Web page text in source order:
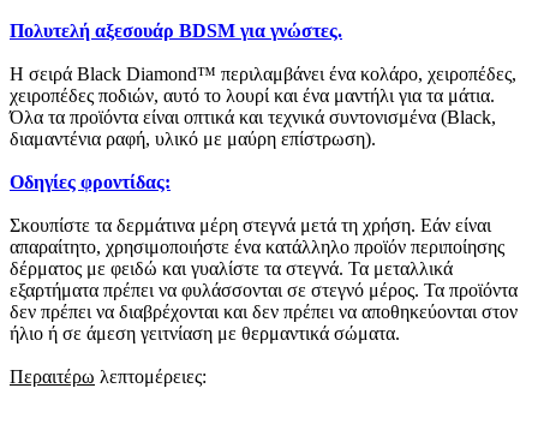
Πολυτελή αξεσουάρ BDSM για γνώστες.
Η σειρά Black Diamond™ περιλαμβάνει ένα κολάρο, χειροπέδες,
χειροπέδες ποδιών, αυτό το λουρί και ένα μαντήλι για τα μάτια.
Όλα τα προϊόντα είναι οπτικά και τεχνικά συντονισμένα (Black,
διαμαντένια ραφή, υλικό με μαύρη επίστρωση).
Οδηγίες φροντίδας:
Σκουπίστε τα δερμάτινα μέρη στεγνά μετά τη χρήση. Εάν είναι
απαραίτητο, χρησιμοποιήστε ένα κατάλληλο προϊόν περιποίησης
δέρματος με φειδώ και γυαλίστε τα στεγνά. Τα μεταλλικά
εξαρτήματα πρέπει να φυλάσσονται σε στεγνό μέρος. Τα προϊόντα
δεν πρέπει να διαβρέχονται και δεν πρέπει να αποθηκεύονται στον
ήλιο ή σε άμεση γειτνίαση με θερμαντικά σώματα.
Περαιτέρω λεπτομέρειες: